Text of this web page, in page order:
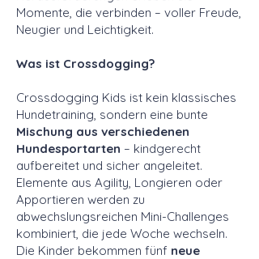
Momente, die verbinden – voller Freude,
Neugier und Leichtigkeit.
Was ist Crossdogging?
Crossdogging Kids ist kein klassisches
Hundetraining, sondern eine bunte
Mischung aus verschiedenen
Hundesportarten – kindgerecht
aufbereitet und sicher angeleitet.
Elemente aus Agility, Longieren oder
Apportieren werden zu
abwechslungsreichen Mini-Challenges
kombiniert, die jede Woche wechseln.
Die Kinder bekommen fünf neue